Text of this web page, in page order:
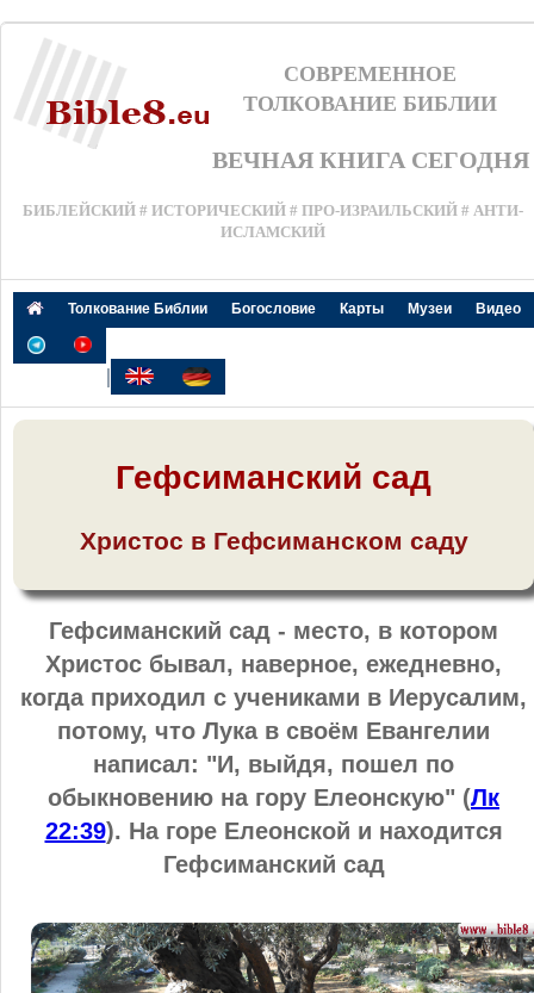
СОВРЕМЕННОЕ
ТОЛКОВАНИЕ БИБЛИИ
ВЕЧНАЯ КНИГА СЕГОДНЯ
БИБЛЕЙСКИЙ # ИСТОРИЧЕСКИЙ # ПРО-ИЗРАИЛЬСКИЙ # АНТИ-
ИСЛАМСКИЙ
Толкование Библии Богословие Карты Музеи Видео
|
Гефсиманский сад
Христос в Гефсиманском саду
Гефсиманский сад - место, в котором
Христос бывал, наверное, ежедневно,
когда приходил с учениками в Иерусалим,
потому, что Лука в своём Евангелии
написал: "И, выйдя, пошел по
обыкновению на гору Елеонскую" (Лк
22:39). На горе Елеонской и находится
Гефсиманский сад